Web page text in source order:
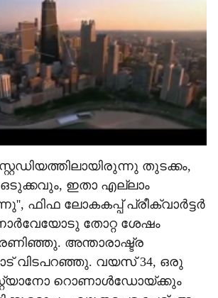
തുടക്കം,
ഒടുക്കവും, ഇതാ എല്ലാം
ഫിഫ ലോകകപ്പ് പ്രീക്വാർട്ടർ
തോറ്റ ശേഷം
അന്താരാഷ്ട്ര
വിടപറഞ്ഞു. വയസ് 34, ഒരു
റൊണാൾഡോയ്ക്കും